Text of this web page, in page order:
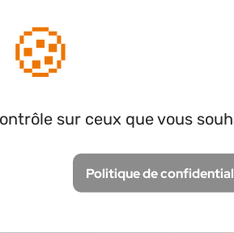
sur ceux que vous
Politique de